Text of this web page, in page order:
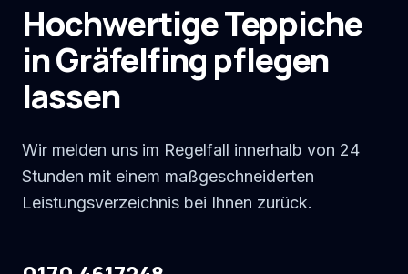
Hochwertige Teppiche
in Gräfelfing pflegen
lassen
Wir melden uns im Regelfall innerhalb von 24
Stunden mit einem maßgeschneiderten
Leistungsverzeichnis bei Ihnen zurück.